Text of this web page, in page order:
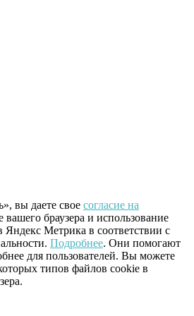
вы даете свое согласие на
вашего браузера и использование
Яндекс Метрика в соответствии с
Подробнее. Они помогают
для пользователей. Вы можете
типов файлов cookie в